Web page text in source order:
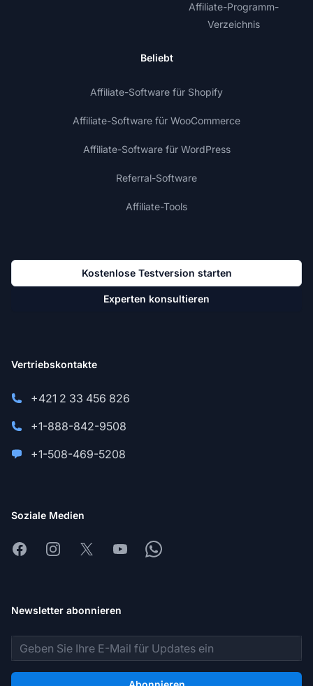
Affiliate-Programm-
Verzeichnis
Beliebt
Affiliate-Software für Shopify
Affiliate-Software für WooCommerce
Affiliate-Software für WordPress
Referral-Software
Affiliate-Tools
Kostenlose Testversion starten
Experten konsultieren
Vertriebskontakte
+421 2 33 456 826
+1-888-842-9508
+1-508-469-5208
Soziale Medien
FacebookInstagram
X YoutubeWhatsapp
Newsletter abonnieren
E-Mail-Adresse